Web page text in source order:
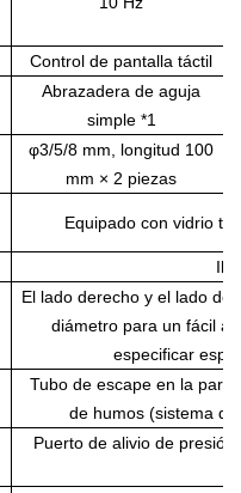
Control de pantalla táctil
Abrazadera de aguja
simple *1
φ3/5/8 mm, longitud 100
mm × 2 piezas
Equipado con vidrio
El lado derecho y el lado
diámetro para un fácil
especificar
Tubo de escape en la
de humos (sistema
Puerto de alivio de